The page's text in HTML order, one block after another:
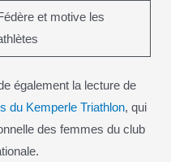
et motive les
également la lecture de
du Kemperle Triathlon, qui
des femmes du club